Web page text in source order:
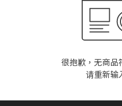
很抱歉，无商品
请重新输